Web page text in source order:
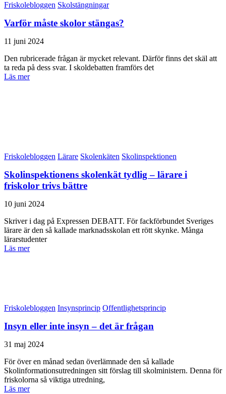
Friskolebloggen Skolstängningar
Varför måste skolor stängas?
11 juni 2024
Den rubricerade frågan är mycket relevant. Därför finns det skäl att
ta reda på dess svar. I skoldebatten framförs det
Läs mer
Friskolebloggen Lärare Skolenkäten Skolinspektionen
Skolinspektionens skolenkät tydlig – lärare i
friskolor trivs bättre
10 juni 2024
Skriver i dag på Expressen DEBATT. För fackförbundet Sveriges
lärare är den så kallade marknadsskolan ett rött skynke. Många
lärarstudenter
Läs mer
Friskolebloggen Insynsprincip Offentlighetsprincip
Insyn eller inte insyn – det är frågan
31 maj 2024
För över en månad sedan överlämnade den så kallade
Skolinformationsutredningen sitt förslag till skolministern. Denna för
friskolorna så viktiga utredning,
Läs mer